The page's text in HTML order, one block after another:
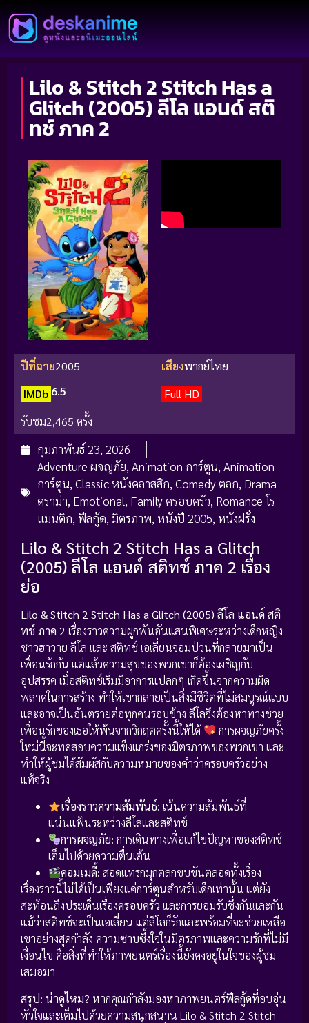
Lilo & Stitch 2 Stitch Has a
Glitch (2005) ลีโล แอนด์ สติ
ทช์ ภาค 2
ปีที่ฉาย2005 เสียงพากย์ไทย
IMDb 6.5
Full HD
รับชม2,465 ครั้ง
กุมภาพันธ์ 23, 2026
Adventure ผจญภัย, Animation การ์ตูน, Animation
การ์ตูน, Classic หนังคลาสสิก, Comedy ตลก, Drama
ดราม่า, Emotional, Family ครอบครัว, Romance โร
แมนติก, ฟีลกู้ด, มิตรภาพ, หนังปี 2005, หนังฝรั่ง
Lilo & Stitch 2 Stitch Has a Glitch
(2005) ลีโล แอนด์ สติทช์ ภาค 2 เรื่อง
ย่อ
Lilo & Stitch 2 Stitch Has a Glitch (2005) ลีโล แอนด์ สติ
ทช์ ภาค 2 เรื่องราวความผูกพันอันแสนพิเศษระหว่างเด็กหญิง
ชาวฮาวาย ลีโล และ สติทช์ เอเลี่ยนจอมป่วนที่กลายมาเป็น
เพื่อนรักกัน แต่แล้วความสุขของพวกเขาก็ต้องเผชิญกับ
อุปสรรค เมื่อสติทช์เริ่มมีอาการแปลกๆ เกิดขึ้นจากความผิด
พลาดในการสร้าง ทำให้เขากลายเป็นสิ่งมีชีวิตที่ไม่สมบูรณ์แบบ
และอาจเป็นอันตรายต่อทุกคนรอบข้าง ลีโลจึงต้องหาทางช่วย
เพื่อนรักของเธอให้พ้นจากวิกฤตครั้งนี้ให้ได้
การผจญภัยครั้ง
ใหม่นี้จะทดสอบความแข็งแกร่งของมิตรภาพของพวกเขา และ
ทำให้ผู้ชมได้สัมผัสกับความหมายของคำว่าครอบครัวอย่าง
แท้จริง
เรื่องราวความสัมพันธ์: เน้นความสัมพันธ์ที่
แน่นแฟ้นระหว่างลีโลและสติทช์
การผจญภัย: การเดินทางเพื่อแก้ไขปัญหาของสติทช์
เต็มไปด้วยความตื่นเต้น
คอมเมดี้: สอดแทรกมุกตลกขบขันตลอดทั้งเรื่อง
เรื่องราวนี้ไม่ได้เป็นเพียงแค่การ์ตูนสำหรับเด็กเท่านั้น แต่ยัง
สะท้อนถึงประเด็นเรื่องครอบครัว และการยอมรับซึ่งกันและกัน
แม้ว่าสติทช์จะเป็นเอเลี่ยน แต่ลีโลก็รักและพร้อมที่จะช่วยเหลือ
เขาอย่างสุดกำลัง ความซาบซึ้งใจในมิตรภาพและความรักที่ไม่มี
เงื่อนไข คือสิ่งที่ทำให้ภาพยนตร์เรื่องนี้ยังคงอยู่ในใจของผู้ชม
เสมอมา
สรุป: น่าดูไหม? หากคุณกำลังมองหาภาพยนตร์ฟีลกู้ดที่อบอุ่น
หัวใจและเต็มไปด้วยความสนุกสนาน Lilo & Stitch 2 Stitch